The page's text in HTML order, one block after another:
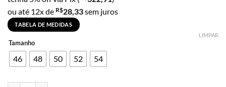
ou até 12x de R$28,33sem juros
TABELA DE MEDIDAS
Tamanho
46 48 50 52 54
LIMPAR